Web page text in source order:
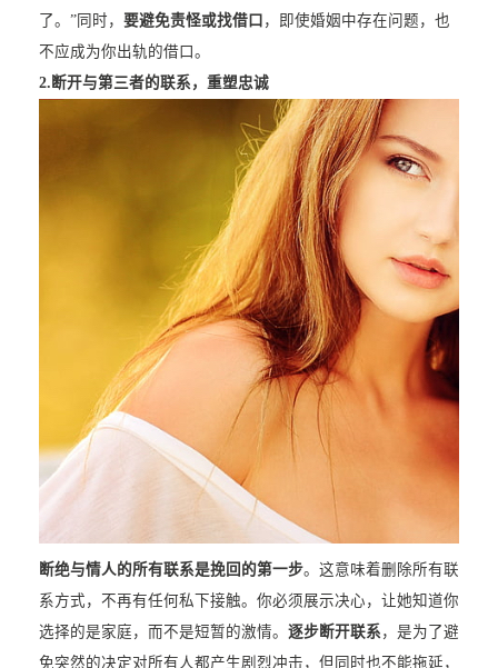
了。”同时， 要避免责怪或找借口 ，即使婚姻中存在问题，也
不应成为你出轨的借口。
2. 断开与第三者的联系，重塑忠诚
断绝与情人的所有联系是挽回的第一步。这意味着删除所有联
系方式，不再有任何私下接触。你必须展示决心，让她知道你
选择的是家庭，而不是短暂的激情。 逐步断开联系 ，是为了避
免突然的决定对所有人都产生剧烈冲击，但同时也不能拖延，